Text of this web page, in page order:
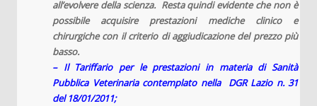
all’evolvere della scienza. Resta quindi evidente che non è
possibile acquisire prestazioni mediche clinico e
chirurgiche con il criterio di aggiudicazione del prezzo più
basso.
– Il Tariffario per le prestazioni in materia di Sanità
Pubblica Veterinaria contemplato nella DGR Lazio n. 31
del 18/01/2011;